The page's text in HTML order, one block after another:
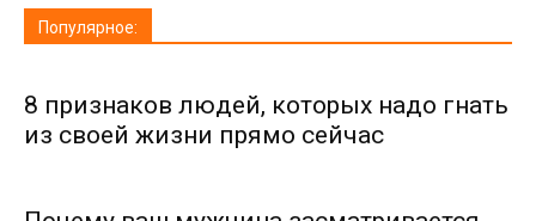
Популярное:
8 признаков людей, которых надо гнать
из своей жизни прямо сейчас